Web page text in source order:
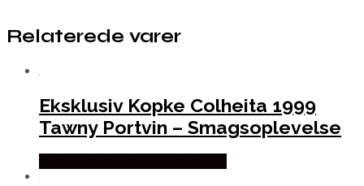
Relaterede varer
Eksklusiv Kopke Colheita 1999
Tawny Portvin – Smagsoplevelse